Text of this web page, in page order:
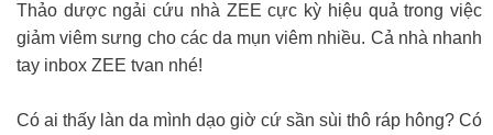
Thảo dược ngải cứu nhà ZEE cực kỳ hiệu quả trong việc
giảm viêm sưng cho các da mụn viêm nhiều. Cả nhà nhanh
tay inbox ZEE tvan nhé!
Có ai thấy làn da mình dạo giờ cứ sần sùi thô ráp hông? Có